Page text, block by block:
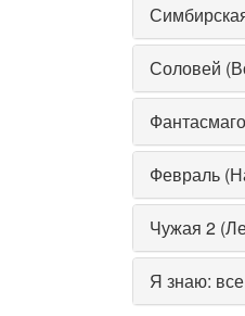
Соловей
Февраль
Чужая 2
Я знаю: